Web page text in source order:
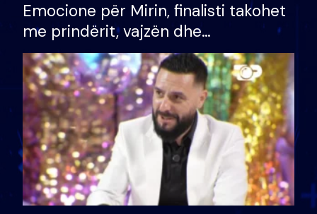
Emocione për Mirin, finalisti takohet
me prindërit, vajzën dhe
bashkëshorten: S’kemi ndonjë letër
divorci apo jo?